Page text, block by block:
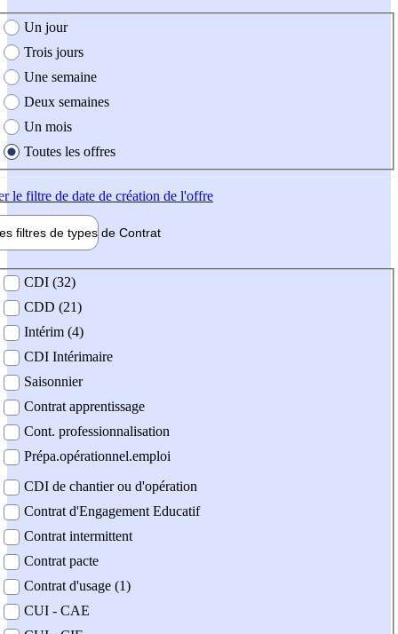
création de l'offre
Un jour
Trois jours
Une semaine
Deux semaines
Un mois
Toutes les offres
le filtre de date de création de l'offre
filtres de types de Contrat
contrat
CDI (32)
CDD (21)
Intérim (4)
CDI Intérimaire
Saisonnier
Contrat apprentissage
Cont. professionnalisation
Prépa.opérationnel.emploi
CDI de chantier ou d'opération
Contrat d'Engagement Educatif
Contrat intermittent
Contrat pacte
Contrat d'usage (1)
CUI - CAE